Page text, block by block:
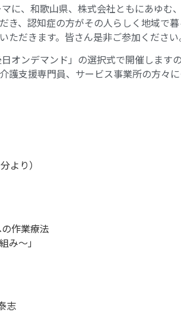
に、和歌山県、株式会社ともにあゆむ
き、認知症の方がその人らしく地域で
ただきます。皆さん是非ご参加くださ
オンデマンド」の選択式で開催します
護支援専門員、サービス事業所の方々
より）
作業療法
み～」
志